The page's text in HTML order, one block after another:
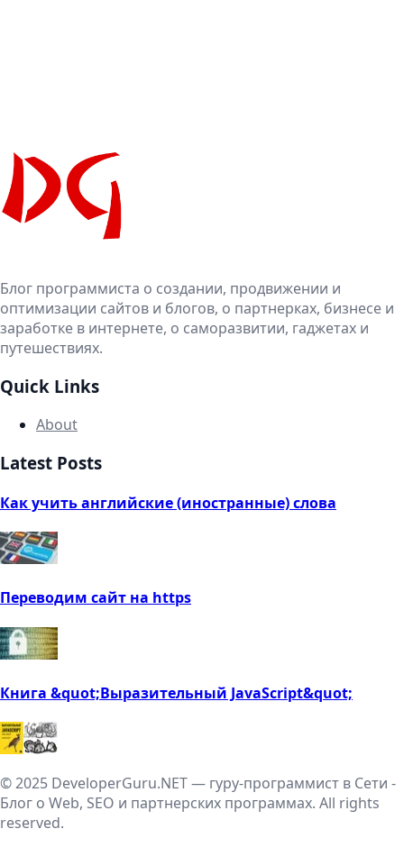
Блог программиста о создании, продвижении и
оптимизации сайтов и блогов, о партнерках, бизнесе и
заработке в интернете, о саморазвитии, гаджетах и
путешествиях.
Quick Links
About
Latest Posts
Как учить английские (иностранные) слова
Переводим сайт на https
Книга &quot;Выразительный JavaScript&quot;
© 2025 DeveloperGuru.NET — гуру-программист в Сети -
Блог о Web, SEO и партнерских программах. All rights
reserved.